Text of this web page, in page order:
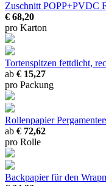
Zuschnitt POPP+PVDC
€ 68,20
pro Karton
Tortenspitzen fettdicht,
ab € 15,27
pro Packung
Rollenpapier
ab € 72,62
pro Rolle
Backpapier für den